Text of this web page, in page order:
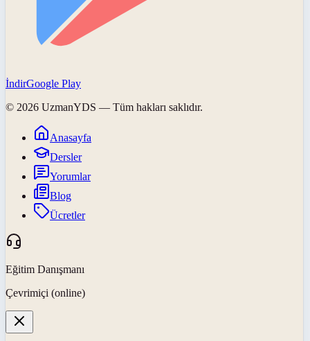
İndirGoogle Play
© 2026 UzmanYDS — Tüm hakları saklıdır.
Anasayfa
Dersler
Yorumlar
Blog
Ücretler
Eğitim Danışmanı
Çevrimiçi (online)